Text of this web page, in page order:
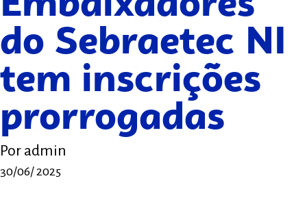
do Sebraetec NI
tem inscrições
prorrogadas
Por admin
30/06/ 2025